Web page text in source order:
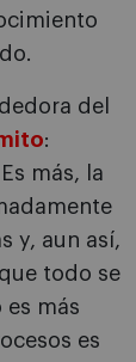
del
:
más, la
y, aun así,
todo se
más
es